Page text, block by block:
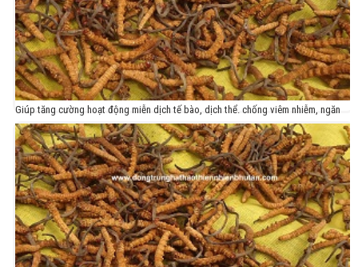
Giúp tăng cường hoạt động miễn dịch tế bào, dịch thể. chống viêm nhiễm, ngăn
chặn sự phát triển, lây lan của vi khuẩn, virus. giảm dần các loại bệnh tật, ngăn
ngừa, phòng chống di căn trong ung thư.